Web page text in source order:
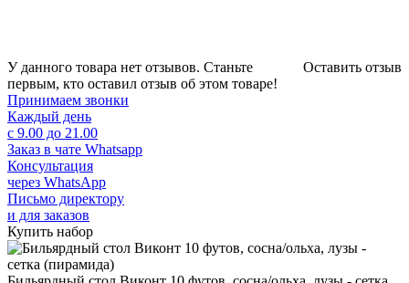
Оставить отзыв
У данного товара нет отзывов. Станьте
первым, кто оставил отзыв об этом товаре!
Принимаем звонки
Каждый день
с 9.00 до 21.00
Заказ в чате Whatsapp
Консультация
через WhatsApp
Письмо директору
и для заказов
Купить набор